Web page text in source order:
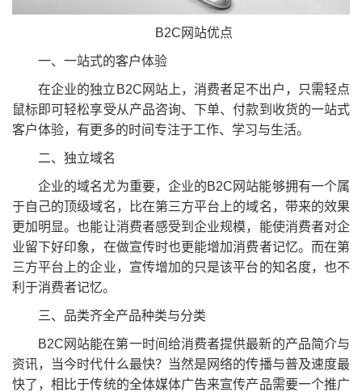
B2C网站优点
一、一站式的客户体验
在企业的独立B2C网站上，消费者足不出户，只需轻点
鼠标即可轻松享受从产品咨询、下单、付款到收货的一站式
客户体验，有更多的时间专注于工作、学习与生活。
二、独立域名
企业的域名尤为重要，企业的B2C网站能够拥有一个属
于自己的顶级域名，比在第三方平台上的域名，带来的效果
更加明显。也能让消费者感受到企业规模，能使消费者对企
业留下好印象，在做宣传时也更能增加消费者记忆。而在第
三方平台上的企业，宣传增加的只是该平台的知名度，也不
利于消费者记忆。
三、品类齐全产品种类与分类
B2C网站能在第一时间给消费者提供最新的产品简介与
资讯，当今时代什么最快？当然是网络的传播与普及速度最
快了，相比于传统的全体媒体广告来宣传产品需要一个推广